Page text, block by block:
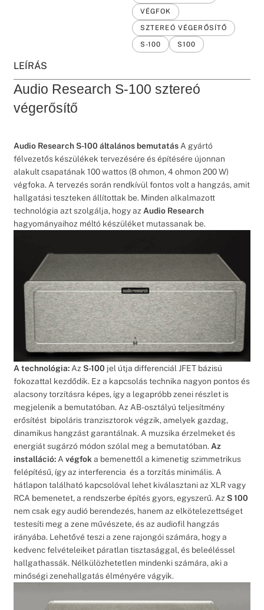
VÉGFOK
SZTEREÓ VÉGERŐSÍTŐ
S-100
S100
LEÍRÁS
Audio Research S-100 sztereó
végerősítő
Audio Research S-100 általános bemutatásA gyártó
félvezetős készülékek tervezésére és építésére újonnan
alakult csapatának 100 wattos (8 ohmon, 4 ohmon 200 W)
végfoka. A tervezés során rendkívül fontos volt a hangzás, amit
hallgatási teszteken állítottak be. Minden alkalmazott
technológia azt szolgálja, hogy az Audio Research
hagyományaihoz méltó készüléket mutassanak be.
A technológia:Az S-100 jel útja differenciál JFET bázisú
fokozattal kezdődik. Ez a kapcsolás technika nagyon pontos és
alacsony torzításra képes, így a legapróbb zenei részlet is
megjelenik a bemutatóban. Az AB-osztályú teljesítmény
erősítést bipoláris tranzisztorok végzik, amelyek gazdag,
dinamikus hangzást garantálnak. A muzsika érzelmeket és
energiát sugárzó módon szólal meg a bemutatóban. Az
installáció:A végfok a bemenettől a kimenetig szimmetrikus
felépítésű, így az interferencia és a torzítás minimális. A
hátlapon található kapcsolóval lehet kiválasztani az XLR vagy
RCA bemenetet, a rendszerbe építés gyors, egyszerű. Az S 100
nem csak egy audió berendezés, hanem az elkötelezettséget
testesíti meg a zene művészete, és az audiofil hangzás
irányába. Lehetővé teszi a zene rajongói számára, hogy a
kedvenc felvételeiket páratlan tisztasággal, és beleéléssel
hallgathassák. Nélkülözhetetlen mindenki számára, aki a
minőségi zenehallgatás élményére vágyik.